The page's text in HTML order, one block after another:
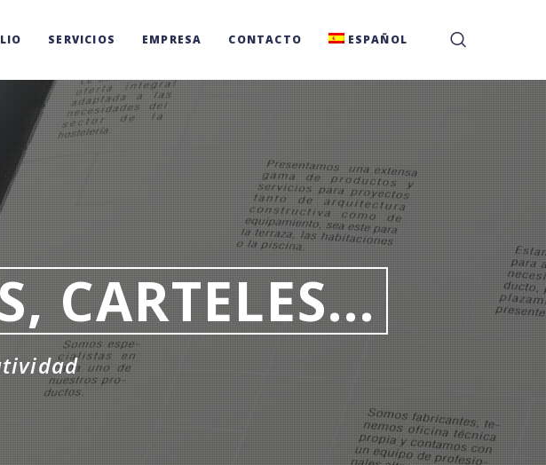
SERVICIOS EMPRESA CONTACTO ESPAÑOL
CARTELES...